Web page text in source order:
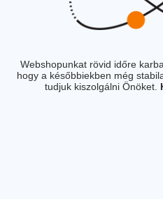
Webshopunkat rövid időre
hogy a későbbiekben még
tudjuk kiszolgálni Önöket.